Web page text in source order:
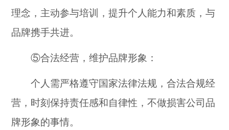
理念，主动参与培训，提升个人能力和素质，与
品牌携手共进。
⑤合法经营，维护品牌形象：
个人需严格遵守国家法律法规，合法合规经
营，时刻保持责任感和自律性，不做损害公司品
牌形象的事情。